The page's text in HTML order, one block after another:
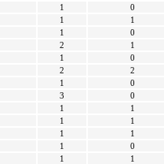
1
0
1
1
1
0
2
1
1
0
2
2
1
0
3
0
1
1
1
1
1
1
1
0
1
1